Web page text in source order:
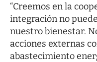
“Creemos en la
integración no
nuestro bienestar.
acciones externas
abastecimiento